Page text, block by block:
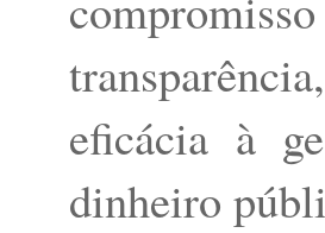
eficácia à
dinheiro